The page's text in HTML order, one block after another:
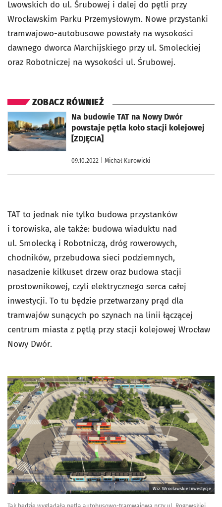
Lwowskich do ul. Śrubowej i dalej do pętli przy
Wrocławskim Parku Przemysłowym. Nowe przystanki
tramwajowo-autobusowe powstały na wysokości
dawnego dworca Marchijskiego przy ul. Smoleckiej
oraz Robotniczej na wysokości ul. Śrubowej.
ZOBACZ RÓWNIEŻ
Na budowie TAT na Nowy Dwór
powstaje pętla koło stacji kolejowej
[ZDJĘCIA]
09.10.2022 | Michał Kurowicki
otworzy się w nowej karcie
TAT to jednak nie tylko budowa przystanków
i torowiska, ale także: budowa wiaduktu nad
ul. Smolecką i Robotniczą, dróg rowerowych,
chodników, przebudowa sieci podziemnych,
nasadzenie kilkuset drzew oraz budowa stacji
prostownikowej, czyli elektrycznego serca całej
inwestycji. To tu będzie przetwarzany prąd dla
tramwajów sunących po szynach na linii łączącej
centrum miasta z pętlą przy stacji kolejowej Wrocław
Nowy Dwór.
Wiz. Wrocławskie Inwestycje